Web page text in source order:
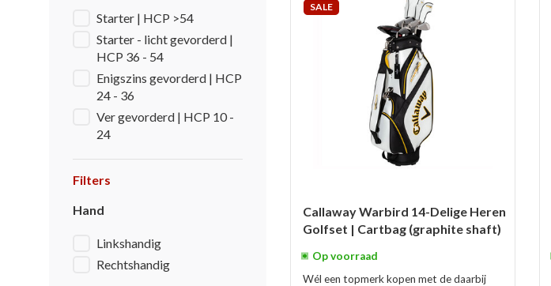
Starter | HCP >54
Starter - licht gevorderd |
HCP 36 - 54
Enigszins gevorderd | HCP
24 - 36
Ver gevorderd | HCP 10 -
24
Filters
Hand
Linkshandig
Rechtshandig
SALE
Callaway Warbird 14-Delige Heren
Golfset | Cartbag (graphite shaft)
Op voorraad
Wél een topmerk kopen met de daarbij